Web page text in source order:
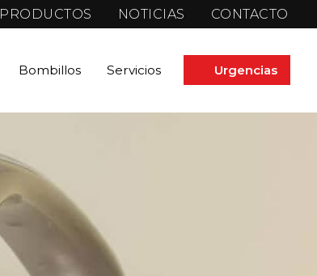
PRODUCTOS NOTICIAS CONTACTO
Bombillos Servicios Urgencias